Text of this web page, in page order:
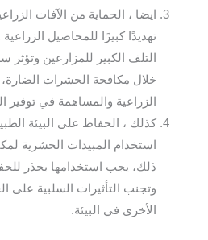
ايضا ، الحماية من الآفات
تهديدًا كبيرًا للمحاصيل
التلف الكبير للمزارعين وتؤثر
خلال مكافحة الحشرات
الزراعية والمساهمة في توفير
كذلك ، الحفاظ على البيئة
استخدام المبيدات الحشرية
ذلك، يجب استخدامها بحذر
وتجنب التأثيرات السلبية على
الأخرى في البيئة.